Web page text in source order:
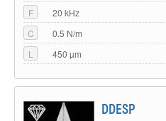
F
20 kHz
C
0.5 N/m
L
450 µm
DDESP